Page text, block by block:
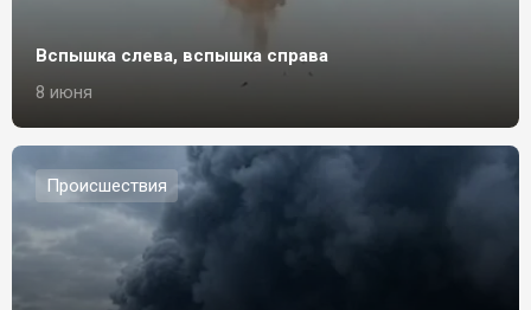
Вспышка слева, вспышка справа
8 июня
Происшествия